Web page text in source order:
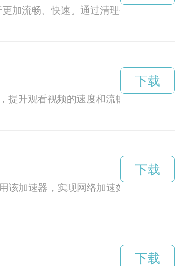
加流畅、快速。通过清理手机垃圾文件
升观看视频的速度和流畅度。
下载
该加速器，实现网络加速效果，提升上网
下载
下载